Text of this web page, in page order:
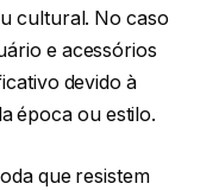
cultural. No caso
e acessórios
devido à
época ou estilo.
que resistem